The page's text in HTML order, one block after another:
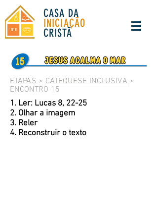
CASA DA
INICIAÇÃO
CRISTÃ
ETAPAS> CATEQUESE INCLUSIVA>
ENCONTRO 15
1. Ler: Lucas 8, 22-25
2. Olhar a imagem
3. Reler
4. Reconstruir o texto